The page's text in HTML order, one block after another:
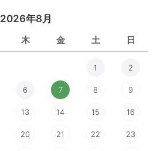
2026年8月
木 金 土 日
1 2
6 7 8 9
13 14 15 16
20 21 22 23